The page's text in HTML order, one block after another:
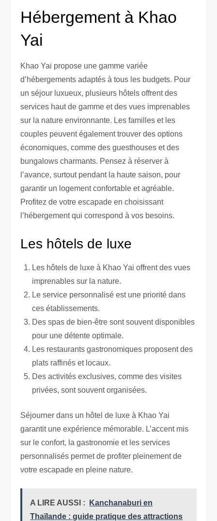
Hébergement à Khao
Yai
Khao Yai propose une gamme variée
d’hébergements adaptés à tous les budgets. Pour
un séjour luxueux, plusieurs hôtels offrent des
services haut de gamme et des vues imprenables
sur la nature environnante. Les familles et les
couples peuvent également trouver des options
économiques, comme des guesthouses et des
bungalows charmants. Pensez à réserver à
l’avance, surtout pendant la haute saison, pour
garantir un logement confortable et agréable.
Profitez de votre escapade en choisissant
l’hébergement qui correspond à vos besoins.
Les hôtels de luxe
Les hôtels de luxe à Khao Yai offrent des vues
imprenables sur la nature.
Le service personnalisé est une priorité dans
ces établissements.
Des spas de bien-être sont souvent disponibles
pour une détente optimale.
Les restaurants gastronomiques proposent des
plats raffinés et locaux.
Des activités exclusives, comme des visites
privées, sont souvent organisées.
Séjourner dans un hôtel de luxe à Khao Yai
garantit une expérience mémorable. L’accent mis
sur le confort, la gastronomie et les services
personnalisés permet de profiter pleinement de
votre escapade en pleine nature.
A LIRE AUSSI :
Kanchanaburi en
Thaïlande : guide pratique des attractions